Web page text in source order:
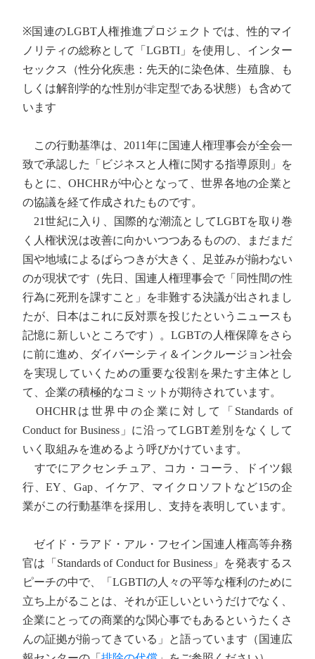
※国連のLGBT人権推進プロジェクトでは、性的マイ
ノリティの総称として「LGBTI」を使用し、インター
セックス（性分化疾患：先天的に染色体、生殖腺、も
しくは解剖学的な性別が非定型である状態）も含めて
います
この行動基準は、2011年に国連人権理事会が全会一
致で承認した「ビジネスと人権に関する指導原則」を
もとに、OHCHRが中心となって、世界各地の企業と
の協議を経て作成されたものです。
21世紀に入り、国際的な潮流としてLGBTを取り巻
く人権状況は改善に向かいつつあるものの、まだまだ
国や地域によるばらつきが大きく、足並みが揃わない
のが現状です（先日、国連人権理事会で「同性間の性
行為に死刑を課すこと」を非難する決議が出されまし
たが、日本はこれに反対票を投じたというニュースも
記憶に新しいところです）。LGBTの人権保障をさら
に前に進め、ダイバーシティ＆インクルージョン社会
を実現していくための重要な役割を果たす主体とし
て、企業の積極的なコミットが期待されています。
OHCHRは世界中の企業に対して「Standards of
Conduct for Business」に沿ってLGBT差別をなくして
いく取組みを進めるよう呼びかけています。
すでにアクセンチュア、コカ・コーラ、ドイツ銀
行、EY、Gap、イケア、マイクロソフトなど15の企
業がこの行動基準を採用し、支持を表明しています。
ゼイド・ラアド・アル・フセイン国連人権高等弁務
官は「Standards of Conduct for Business」を発表するス
ピーチの中で、「LGBTIの人々の平等な権利のために
立ち上がることは、それが正しいというだけでなく、
企業にとっての商業的な関心事でもあるというたくさ
んの証拠が揃ってきている」と語っています（国連広